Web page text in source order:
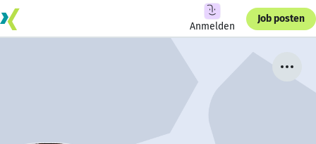
Anmelden
Job posten